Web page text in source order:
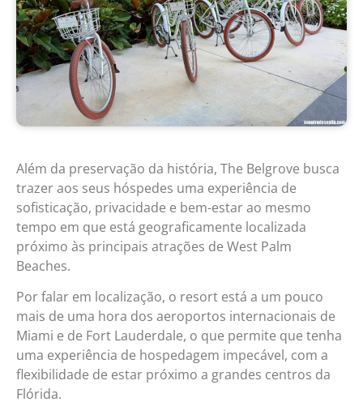
Além da preservação da história, The Belgrove busca
trazer aos seus hóspedes uma experiência de
sofisticação, privacidade e bem-estar ao mesmo
tempo em que está geograficamente localizada
próximo às principais atrações de West Palm
Beaches.
Por falar em localização, o resort está a um pouco
mais de uma hora dos aeroportos internacionais de
Miami e de Fort Lauderdale, o que permite que tenha
uma experiência de hospedagem impecável, com a
flexibilidade de estar próximo a grandes centros da
Flórida.